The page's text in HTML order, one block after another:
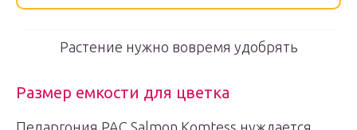
Растение нужно вовремя удобрять
Размер емкости для цветка
Пеларгония PAC Salmon Komtess нуждается